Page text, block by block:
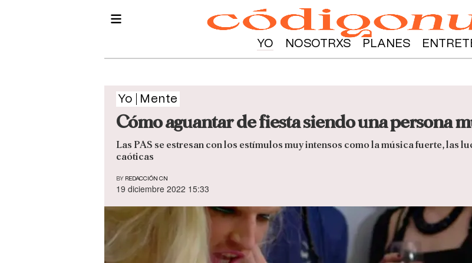
YO NOSOTRXS PLANES
Yo Mente
Cómo aguantar de fiesta siendo una persona
Las PAS se estresan con los estímulos muy intensos como la música fuerte, las
caóticas
BY REDACCIÓN CN
19 diciembre 2022 15:33